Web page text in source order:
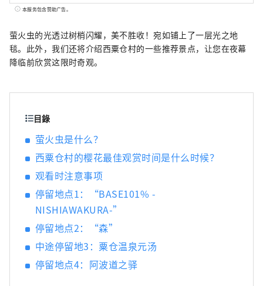
“水果冈山”，在濑户内温暖的气候下，阳光
最高品质的。 您可以品尝白桃、麝香葡萄、先
锋葡萄等时令水果！ 冈山还拥有世界级的旅游
景点，包括冈山城、日本三大名园之一的冈山
本服务包含赞助广告。
萤火虫的光透过树梢闪耀，美不胜收！宛如铺上了一层光之地
毯。此外，我们还将介绍西粟仓村的一些推荐景点，让您在夜幕
降临前欣赏这限时奇观。
目錄
萤火虫是什么？
西粟仓村的樱花最佳观赏时间是什么时候？
观看时注意事项
停留地点1：“BASE101% -
NISHIAWAKURA-”
停留地点2：“森”
中途停留地3：粟仓温泉元汤
停留地点4：阿波道之驿